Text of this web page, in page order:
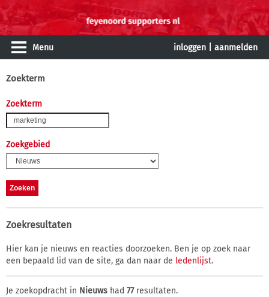
Menu inloggen aanmelden
Zoekterm
Zoekterm
Zoekgebied
Zoekresultaten
Hier kan je nieuws en reacties doorzoeken. Ben je op zoek naar
een bepaald lid van de site, ga dan naar de ledenlijst.
Je zoekopdracht in Nieuws had 77resultaten.